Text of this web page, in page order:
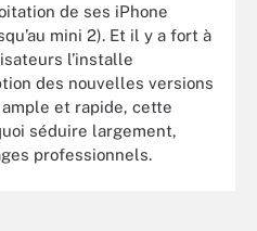
de ses iPhone
mini 2). Et il y a fort à
l’installe
des nouvelles versions
et rapide, cette
séduire largement,
professionnels.